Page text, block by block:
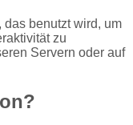
das benutzt wird, um
zu
Servern oder auf